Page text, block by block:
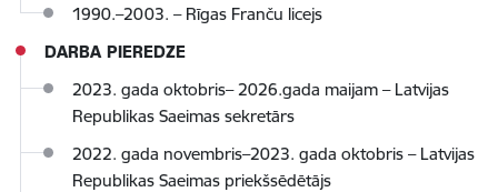
1990.–2003. – Rīgas Franču licejs
DARBA PIEREDZE
2023. gada oktobris– 2026.gada maijam – Latvijas
Republikas Saeimas sekretārs
2022. gada novembris–2023. gada oktobris – Latvijas
Republikas Saeimas priekšsēdētājs